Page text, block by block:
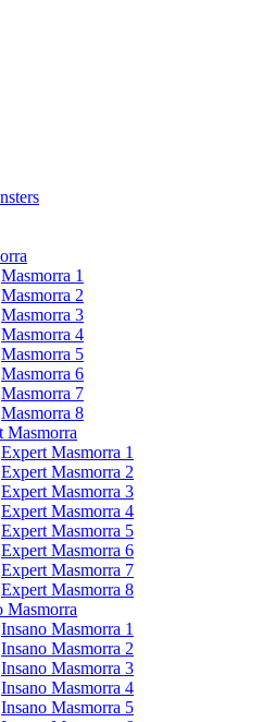
Masmorra 1
Masmorra 2
Masmorra 3
Masmorra 4
Masmorra 5
Masmorra 6
Masmorra 7
Masmorra 8
Masmorra
Expert Masmorra 1
Expert Masmorra 2
Expert Masmorra 3
Expert Masmorra 4
Expert Masmorra 5
Expert Masmorra 6
Expert Masmorra 7
Expert Masmorra 8
Masmorra
Insano Masmorra 1
Insano Masmorra 2
Insano Masmorra 3
Insano Masmorra 4
Insano Masmorra 5